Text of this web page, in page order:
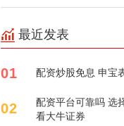
最近发表
01 配资炒股免息 申宝
02
配资平台可靠吗 选
看大牛证券